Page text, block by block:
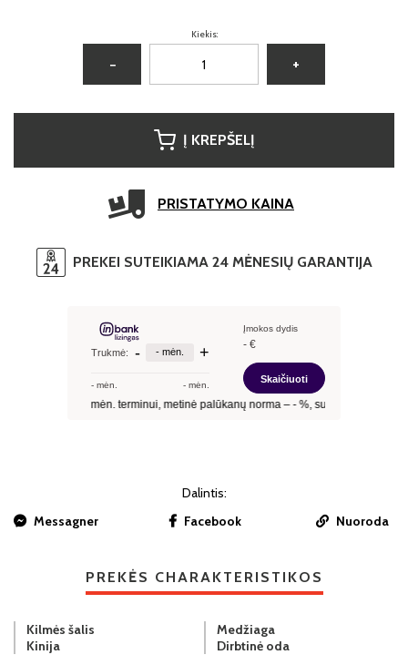
Kiekis:
− +
Į KREPŠELĮ
PRISTATYMO KAINA
PREKEI SUTEIKIAMA 24 MĖNESIŲ GARANTIJA
Dalintis:
Messagner
Facebook Nuoroda
PREKĖS CHARAKTERISTIKOS
Kilmės šalis
Kinija
Medžiaga
Dirbtinė oda